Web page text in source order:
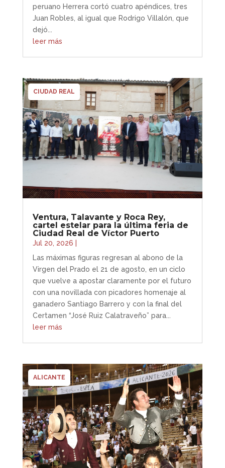
peruano Herrera cortó cuatro apéndices, tres
Juan Robles, al igual que Rodrigo Villalón, que
dejó...
leer más
Ventura, Talavante y Roca Rey,
cartel estelar para la última feria de
Ciudad Real de Víctor Puerto
Jul 20, 2026
CIUDAD REAL
Las máximas figuras regresan al abono de la
Virgen del Prado el 21 de agosto, en un ciclo
que vuelve a apostar claramente por el futuro
con una novillada con picadores homenaje al
ganadero Santiago Barrero y con la final del
Certamen “José Ruiz Calatraveño” para...
leer más
ALICANTE